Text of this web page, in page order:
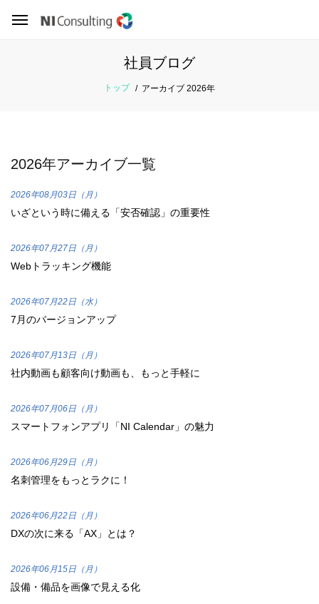
社員ブログ
トップ アーカイブ 2026年
2026年アーカイブ一覧
2026年08月03日（月）
いざという時に備える「安否確認」の重要性
2026年07月27日（月）
Webトラッキング機能
2026年07月22日（水）
7月のバージョンアップ
2026年07月13日（月）
社内動画も顧客向け動画も、もっと手軽に
2026年07月06日（月）
スマートフォンアプリ「NI Calendar」の魅力
2026年06月29日（月）
名刺管理をもっとラクに！
2026年06月22日（月）
DXの次に来る「AX」とは？
2026年06月15日（月）
設備・備品を画像で見える化